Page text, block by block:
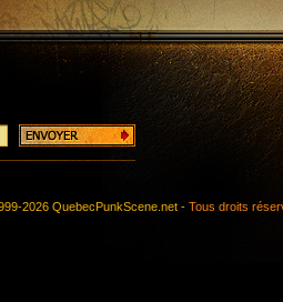
2026 QuebecPunkScene.net - Tous droits